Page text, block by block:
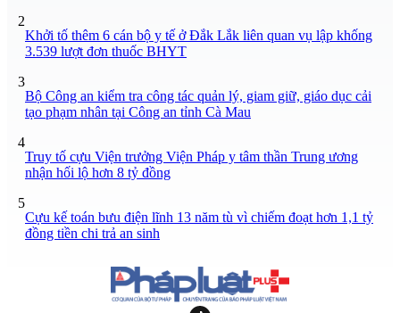
2
Khởi tố thêm 6 cán bộ y tế ở Đắk Lắk liên quan vụ lập khống
3.539 lượt đơn thuốc BHYT
3
Bộ Công an kiểm tra công tác quản lý, giam giữ, giáo dục cải
tạo phạm nhân tại Công an tỉnh Cà Mau
4
Truy tố cựu Viện trưởng Viện Pháp y tâm thần Trung ương
nhận hối lộ hơn 8 tỷ đồng
5
Cựu kế toán bưu điện lĩnh 13 năm tù vì chiếm đoạt hơn 1,1 tỷ
đồng tiền chi trả an sinh